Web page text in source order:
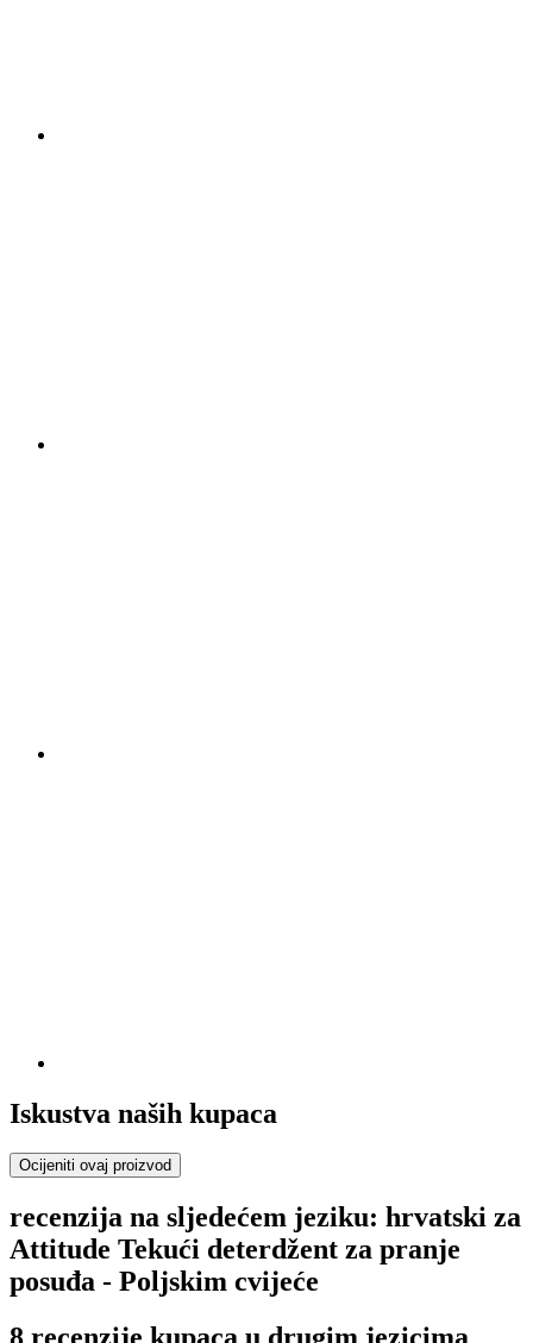
Iskustva naših kupaca
Ocijeniti ovaj proizvod
recenzija na sljedećem jeziku: hrvatski za
Attitude Tekući deterdžent za pranje
posuđa - Poljskim cvijeće